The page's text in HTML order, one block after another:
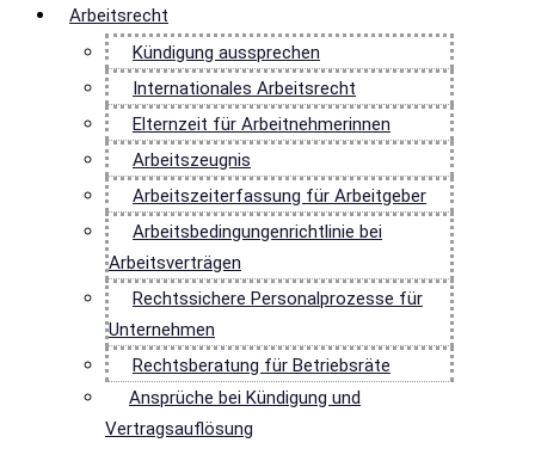
Arbeitsrecht
Kündigung aussprechen
Internationales Arbeitsrecht
Elternzeit für Arbeitnehmerinnen
Arbeitszeugnis
Arbeitszeiterfassung für Arbeitgeber
Arbeitsbedingungenrichtlinie bei
Arbeitsverträgen
Rechtssichere Personalprozesse für
Unternehmen
Rechtsberatung für Betriebsräte
Ansprüche bei Kündigung und
Vertragsauflösung